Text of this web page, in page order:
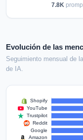
7.8K
Evolución de las
Seguimiento mensual de
de IA.